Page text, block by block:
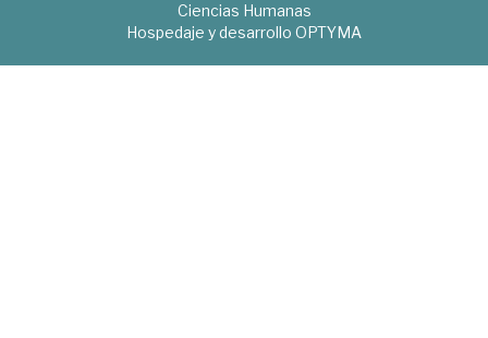
Ciencias Humanas
Hospedaje y desarrollo OPTYMA